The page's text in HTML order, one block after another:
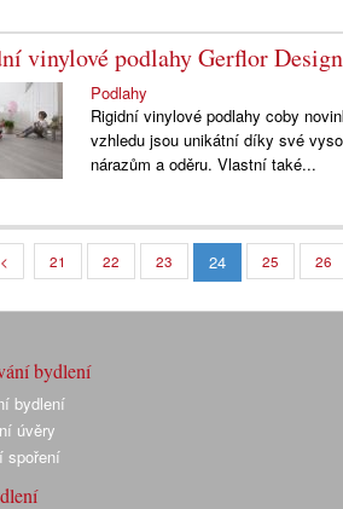
vinylové podlahy Gerflor
Podlahy
Rigidní vinylové podlahy coby
vzhledu jsou unikátní díky své
nárazům a oděru. Vlastní také...
< 21 22 23 24 25 26
bydlení
bydlení
úvěry
spoření